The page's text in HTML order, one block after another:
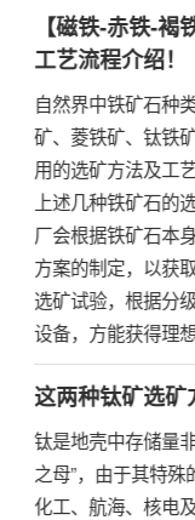
【磁铁-赤铁-
工艺流程介绍！
自然界中铁矿石种
矿、菱铁矿、钛铁
用的选矿方法及工
上述几种铁矿石的
厂会根据铁矿石本
方案的制定，以获
选矿试验，根据分
设备，方能获得理
这两种钛矿选矿
钛是地壳中存储量
之母”，由于其特殊
化工、航海、核电